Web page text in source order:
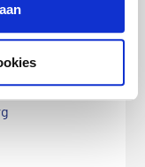
,Reizen,